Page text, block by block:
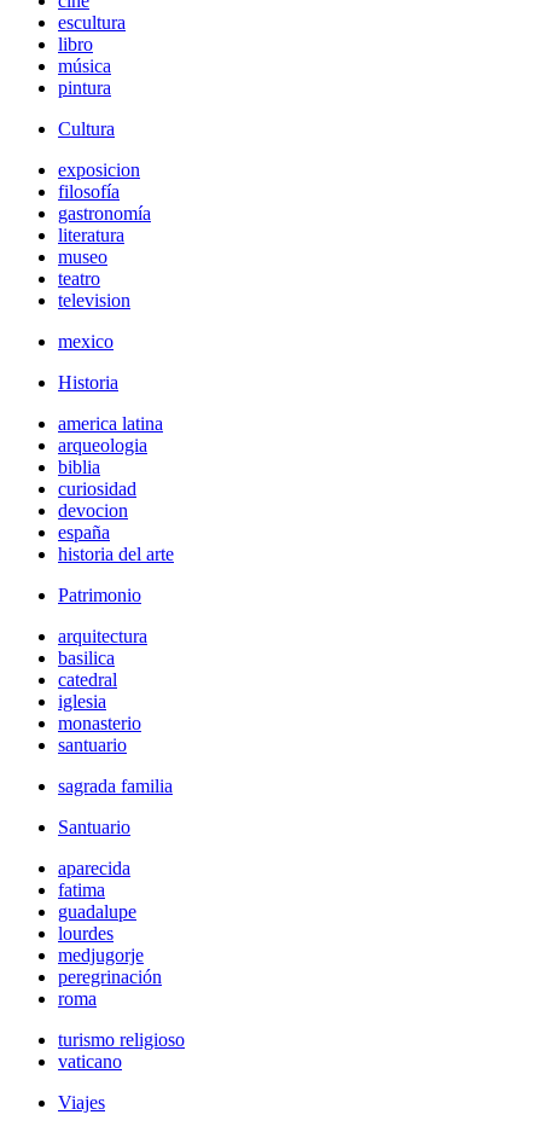
escultura
libro
música
pintura
Cultura
exposicion
filosofía
gastronomía
literatura
museo
teatro
television
mexico
Historia
america latina
arqueologia
biblia
curiosidad
devocion
españa
historia del arte
Patrimonio
arquitectura
basilica
catedral
iglesia
monasterio
santuario
sagrada familia
Santuario
aparecida
fatima
guadalupe
lourdes
medjugorje
peregrinación
roma
turismo religioso
vaticano
Viajes